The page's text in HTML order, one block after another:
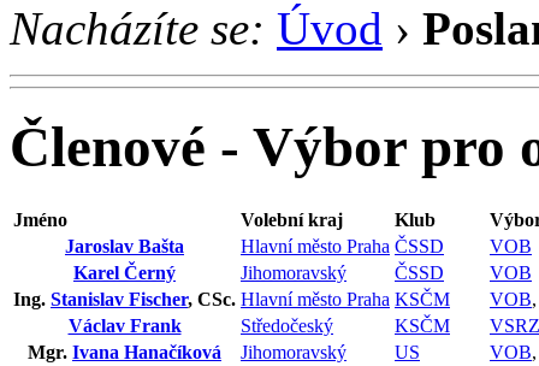
Nacházíte se: Úvod ›
Členové - Výbor pro
Jméno Volební kraj Klub
Jaroslav Bašta
Hlavní město Praha ČSSD
VOB
Karel Černý
Jihomoravský ČSSD
VOB
Ing. Stanislav Fischer, CSc. Hlavní město Praha KSČM VOB
Václav Frank
Středočeský KSČM
Mgr. Ivana Hanačíková Jihomoravský US VOB